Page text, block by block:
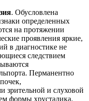
. Обусловлена
определенных
на протяжении
проявления яркие,
в диагностике не
следствием
Перманентно
зрительной и слуховой
формы хрусталика,